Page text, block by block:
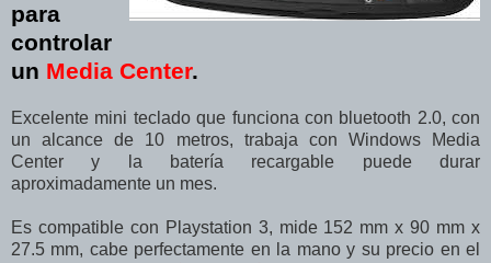
para
controlar
un Media Center.
Excelente mini teclado que funciona con bluetooth 2.0, con
un alcance de 10 metros, trabaja con Windows Media
Center y la batería recargable puede durar
aproximadamente un mes.
Es compatible con Playstation 3, mide 152 mm x 90 mm x
27.5 mm, cabe perfectamente en la mano y su precio en el